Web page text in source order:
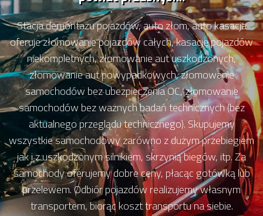
Stacja demontażu pojazdów, auto złom, auto kasacja
oferuje złomowanie pojazdów całych, kasację pojazdów
niekompletnych, złomowanie aut uszkodzonych,
złomowanie aut powypadkowych, złomowanie
samochodów bez ubezpieczenia OC, złomowanie
samochodów bez ważnych badań technicznych (bez
aktualnego przeglądu technicznego). Skupujemy
wszystkie samochodowy zarówno z dużym przebiegiem
jak i z uszkodzonym silnikiem, skrzynią biegów, itp. Za
samochody oferujemy dobre ceny, płacąc gotówką lub
przelewem. Odbiór pojazdów realizujemy własnym
transportem, biorąc koszt transportu na siebie.